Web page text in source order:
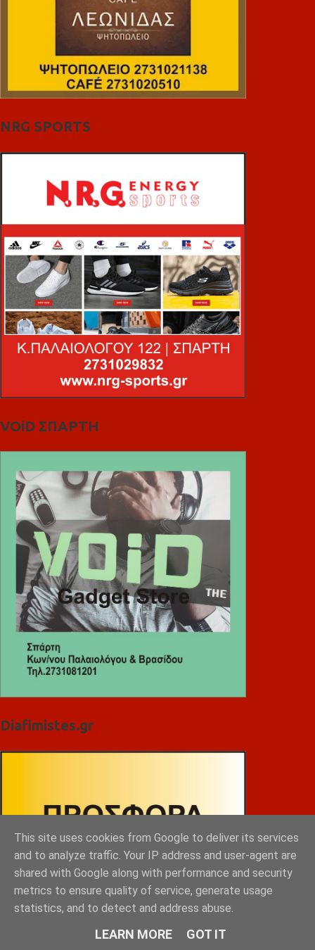
NRG SPORTS
VOiD ΣΠΑΡΤΗ
Diafimistes.gr
This site uses cookies from Google to deliver its services
and to analyze traffic. Your IP address and user-agent are
shared with Google along with performance and security
metrics to ensure quality of service, generate usage
statistics, and to detect and address abuse.
LEARN MORE GOT IT